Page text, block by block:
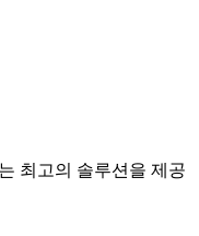
최고의 솔루션을 제공